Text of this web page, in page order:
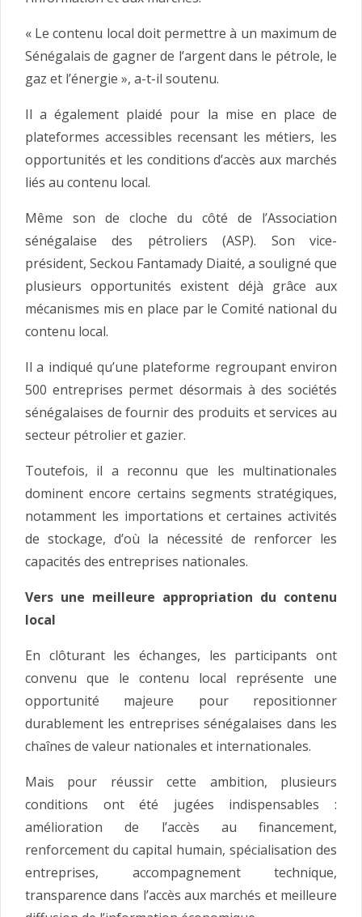
« Le contenu local doit permettre à un maximum de
Sénégalais de gagner de l’argent dans le pétrole, le
gaz et l’énergie », a-t-il soutenu.
Il a également plaidé pour la mise en place de
plateformes accessibles recensant les métiers, les
opportunités et les conditions d’accès aux marchés
liés au contenu local.
Même son de cloche du côté de l’Association
sénégalaise des pétroliers (ASP). Son vice-
président, Seckou Fantamady Diaité, a souligné que
plusieurs opportunités existent déjà grâce aux
mécanismes mis en place par le Comité national du
contenu local.
Il a indiqué qu’une plateforme regroupant environ
500 entreprises permet désormais à des sociétés
sénégalaises de fournir des produits et services au
secteur pétrolier et gazier.
Toutefois, il a reconnu que les multinationales
dominent encore certains segments stratégiques,
notamment les importations et certaines activités
de stockage, d’où la nécessité de renforcer les
capacités des entreprises nationales.
Vers une meilleure appropriation du contenu
local
En clôturant les échanges, les participants ont
convenu que le contenu local représente une
opportunité majeure pour repositionner
durablement les entreprises sénégalaises dans les
chaînes de valeur nationales et internationales.
Mais pour réussir cette ambition, plusieurs
conditions ont été jugées indispensables :
amélioration de l’accès au financement,
renforcement du capital humain, spécialisation des
entreprises, accompagnement technique,
transparence dans l’accès aux marchés et meilleure